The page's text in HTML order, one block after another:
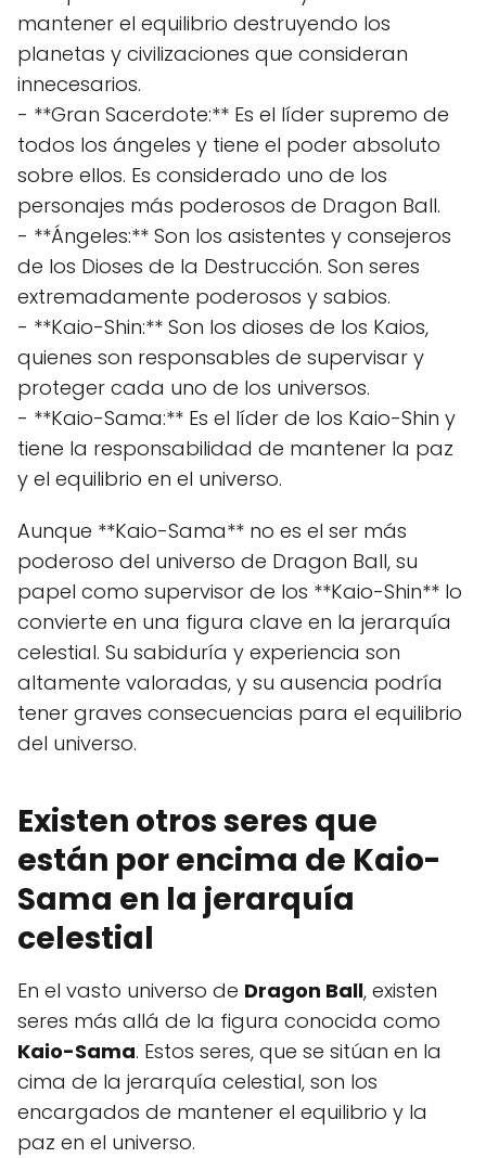
mantener el equilibrio destruyendo los
planetas y civilizaciones que consideran
innecesarios.
- **Gran Sacerdote:** Es el líder supremo de
todos los ángeles y tiene el poder absoluto
sobre ellos. Es considerado uno de los
personajes más poderosos de Dragon Ball.
- **Ángeles:** Son los asistentes y consejeros
de los Dioses de la Destrucción. Son seres
extremadamente poderosos y sabios.
- **Kaio-Shin:** Son los dioses de los Kaios,
quienes son responsables de supervisar y
proteger cada uno de los universos.
- **Kaio-Sama:** Es el líder de los Kaio-Shin y
tiene la responsabilidad de mantener la paz
y el equilibrio en el universo.
Aunque **Kaio-Sama** no es el ser más
poderoso del universo de Dragon Ball, su
papel como supervisor de los **Kaio-Shin** lo
convierte en una figura clave en la jerarquía
celestial. Su sabiduría y experiencia son
altamente valoradas, y su ausencia podría
tener graves consecuencias para el equilibrio
del universo.
Existen otros seres que
están por encima de Kaio-
Sama en la jerarquía
celestial
En el vasto universo de Dragon Ball, existen
seres más allá de la figura conocida como
Kaio-Sama. Estos seres, que se sitúan en la
cima de la jerarquía celestial, son los
encargados de mantener el equilibrio y la
paz en el universo.